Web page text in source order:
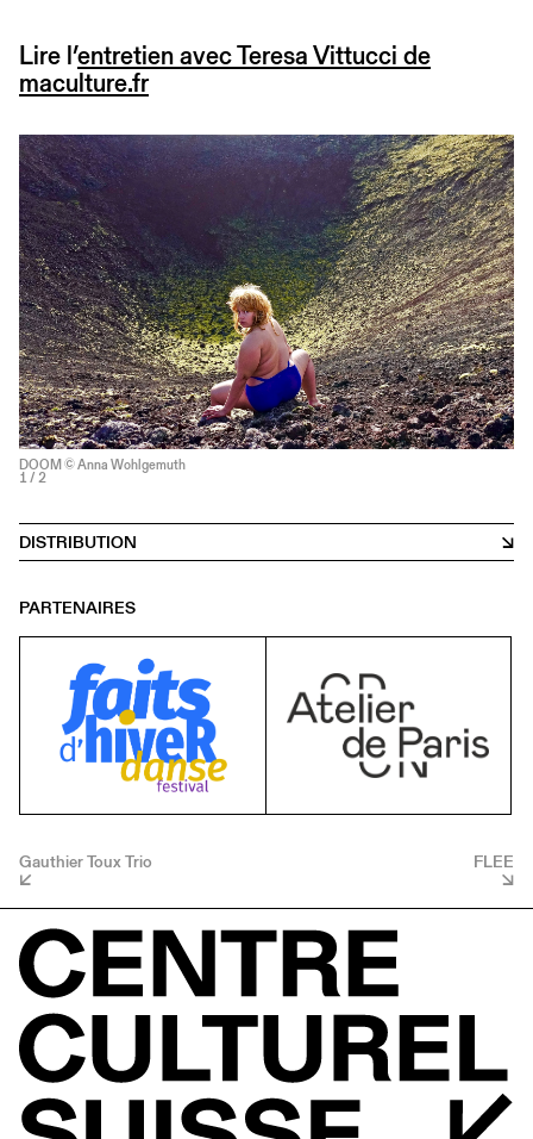
Lire l’entretien avec Teresa Vittucci de
maculture.fr
DOOM © Anna Wohlgemuth
1 / 2
DISTRIBUTION
PARTENAIRES
Gauthier Toux Trio FLEE